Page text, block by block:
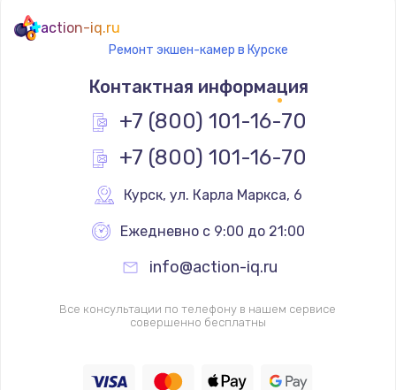
action-iq.ru
Ремонт экшен-камер в Курске
Контактная информация
+7 (800) 101-16-70
+7 (800) 101-16-70
Курск, ул. Карла Маркса, 6
Ежедневно с 9:00 до 21:00
info@action-iq.ru
Все консультации по телефону в нашем сервисе
совершенно бесплатны